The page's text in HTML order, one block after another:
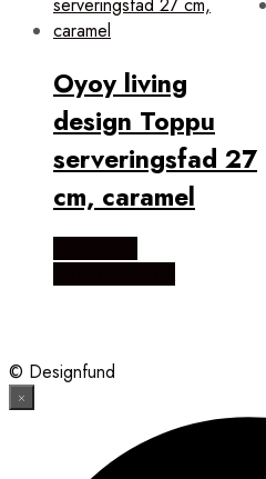
Oyoy living
design Toppu
serveringsfad 27
cm, caramel
© Designfund
×